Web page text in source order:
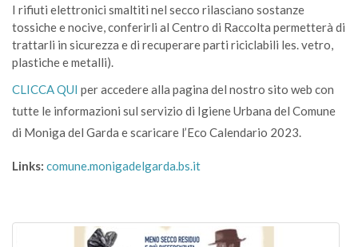
I rifiuti elettronici smaltiti nel secco rilasciano sostanze
tossiche e nocive, conferirli al Centro di Raccolta permetterà di
trattarli in sicurezza e di recuperare parti riciclabili les. vetro,
plastiche e metalli).
CLICCA QUI per accedere alla pagina del nostro sito web con
tutte le informazioni sul servizio di Igiene Urbana del Comune
di Moniga del Garda e scaricare l’Eco Calendario 2023.
Links: comune.monigadelgarda.bs.it